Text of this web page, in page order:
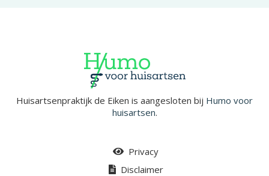
Huisartsenpraktijk de Eiken is aangesloten bij Humo voor
huisartsen.
Privacy
Disclaimer